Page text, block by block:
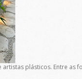
plásticos. Entre as